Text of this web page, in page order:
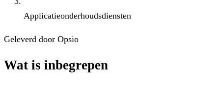
Applicatieonderhoudsdiensten
Geleverd door Opsio
Wat is inbegrepen